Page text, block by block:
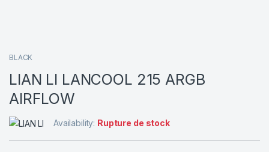
BLACK
LIAN LI LANCOOL 215 ARGB
AIRFLOW
Availability: Rupture de stock